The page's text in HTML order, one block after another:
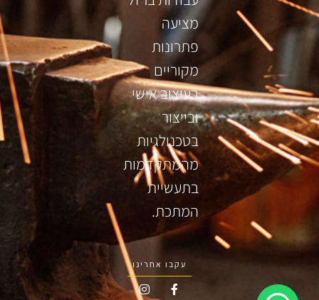
מציעה
פתרונות
מקוריים
בעיצוב אישי
ובייצור
בטכנולגיות
מהמתקדמות
בתעשיית
המתכת.
עקבו אחרינו